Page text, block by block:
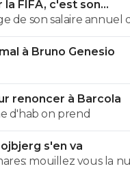
la FIFA, c'est son
de son salaire annuel
salariale brute de l
😂 à Bruno Genesio
renoncer à Barcola
d'hab on prend
s'en va
mouillez vous la